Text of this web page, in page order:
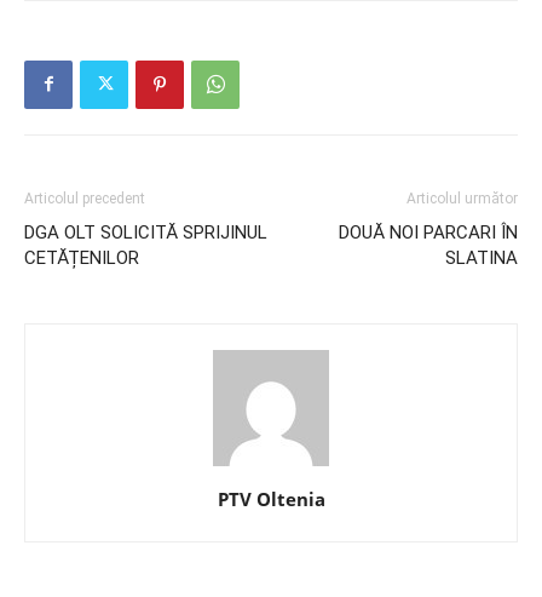
Articolul precedent
DGA OLT SOLICITĂ SPRIJINUL
CETĂȚENILOR
Articolul următor
DOUĂ NOI PARCARI ÎN
SLATINA
PTV Oltenia